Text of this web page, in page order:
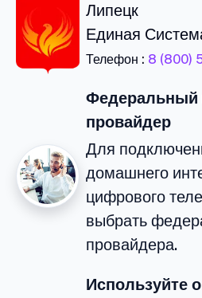
Липецк
Единая
Телефон : 8 (800)
Федеральный
провайдер
Для
домашнего
цифрового
выбрать
провайдера.
Используйте